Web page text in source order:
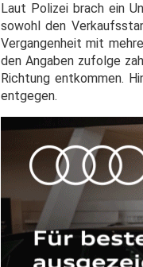
Laut Polizei brach ein
sowohl den
Vergangenheit mit
den Angaben zufolge
Richtung entkommen.
entgegen.